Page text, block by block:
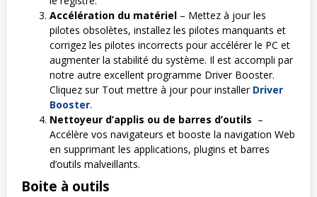
Accélération du matériel – Mettez à jour les
pilotes obsolètes, installez les pilotes manquants et
corrigez les pilotes incorrects pour accélérer le PC et
augmenter la stabilité du système. Il est accompli par
notre autre excellent programme Driver Booster.
Cliquez sur Tout mettre à jour pour installer Driver
Booster.
Nettoyeur d’applis ou de barres d’outils –
Accélère vos navigateurs et booste la navigation Web
en supprimant les applications, plugins et barres
d’outils malveillants.
Boite à outils